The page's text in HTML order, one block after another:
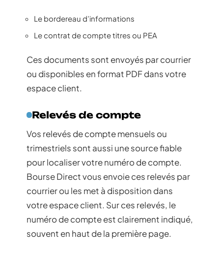
Le bordereau d’informations
Le contrat de compte titres ou PEA
Ces documents sont envoyés par courrier
ou disponibles en format PDF dans votre
espace client.
Relevés de compte
Vos relevés de compte mensuels ou
trimestriels sont aussi une source fiable
pour localiser votre numéro de compte.
Bourse Direct vous envoie ces relevés par
courrier ou les met à disposition dans
votre espace client. Sur ces relevés, le
numéro de compte est clairement indiqué,
souvent en haut de la première page.